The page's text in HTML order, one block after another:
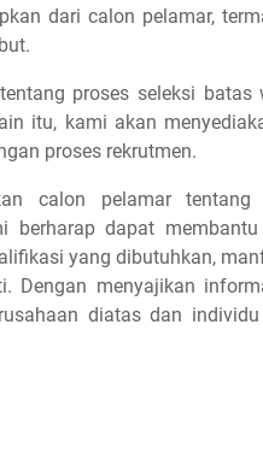
dari calon pelamar,
proses seleksi
itu, kami akan
proses rekrutmen.
calon pelamar
berharap dapat
yang dibutuhkan,
Dengan menyajikan
diatas dan